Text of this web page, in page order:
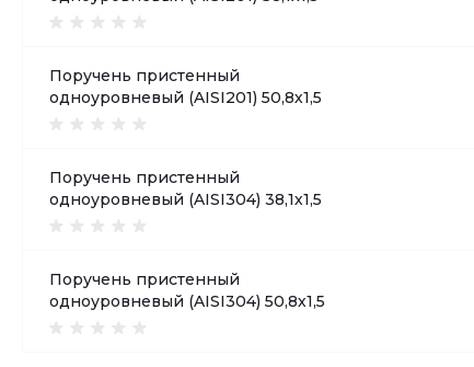
Поручень пристенный
одноуровневый (AISI201) 50,8х1,5
Поручень пристенный
одноуровневый (AISI304) 38,1х1,5
Поручень пристенный
одноуровневый (AISI304) 50,8х1,5